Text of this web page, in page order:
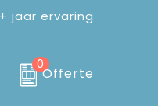
jaar ervaring
0
Offerte